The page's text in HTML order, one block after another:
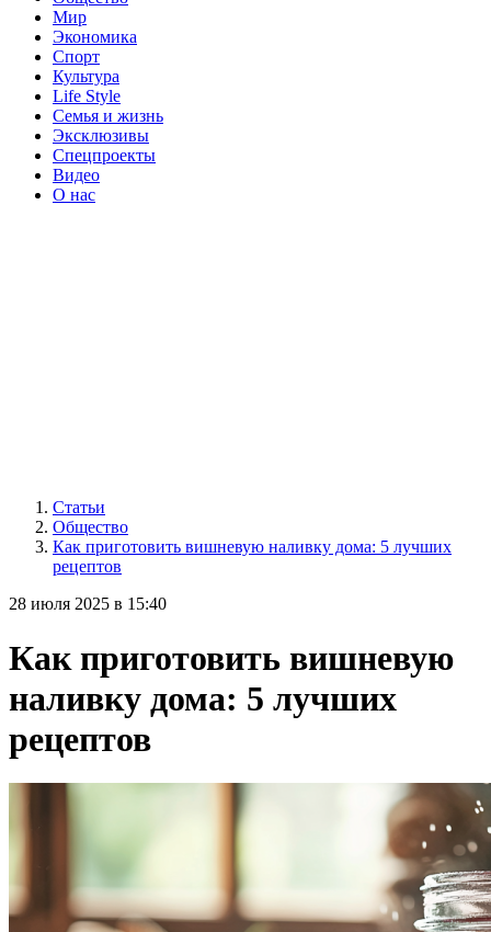
Мир
Экономика
Спорт
Культура
Life Style
Семья и жизнь
Эксклюзивы
Спецпроекты
Видео
О нас
Статьи
Общество
Как приготовить вишневую наливку дома: 5 лучших
рецептов
28 июля 2025 в 15:40
Как приготовить вишневую
наливку дома: 5 лучших
рецептов